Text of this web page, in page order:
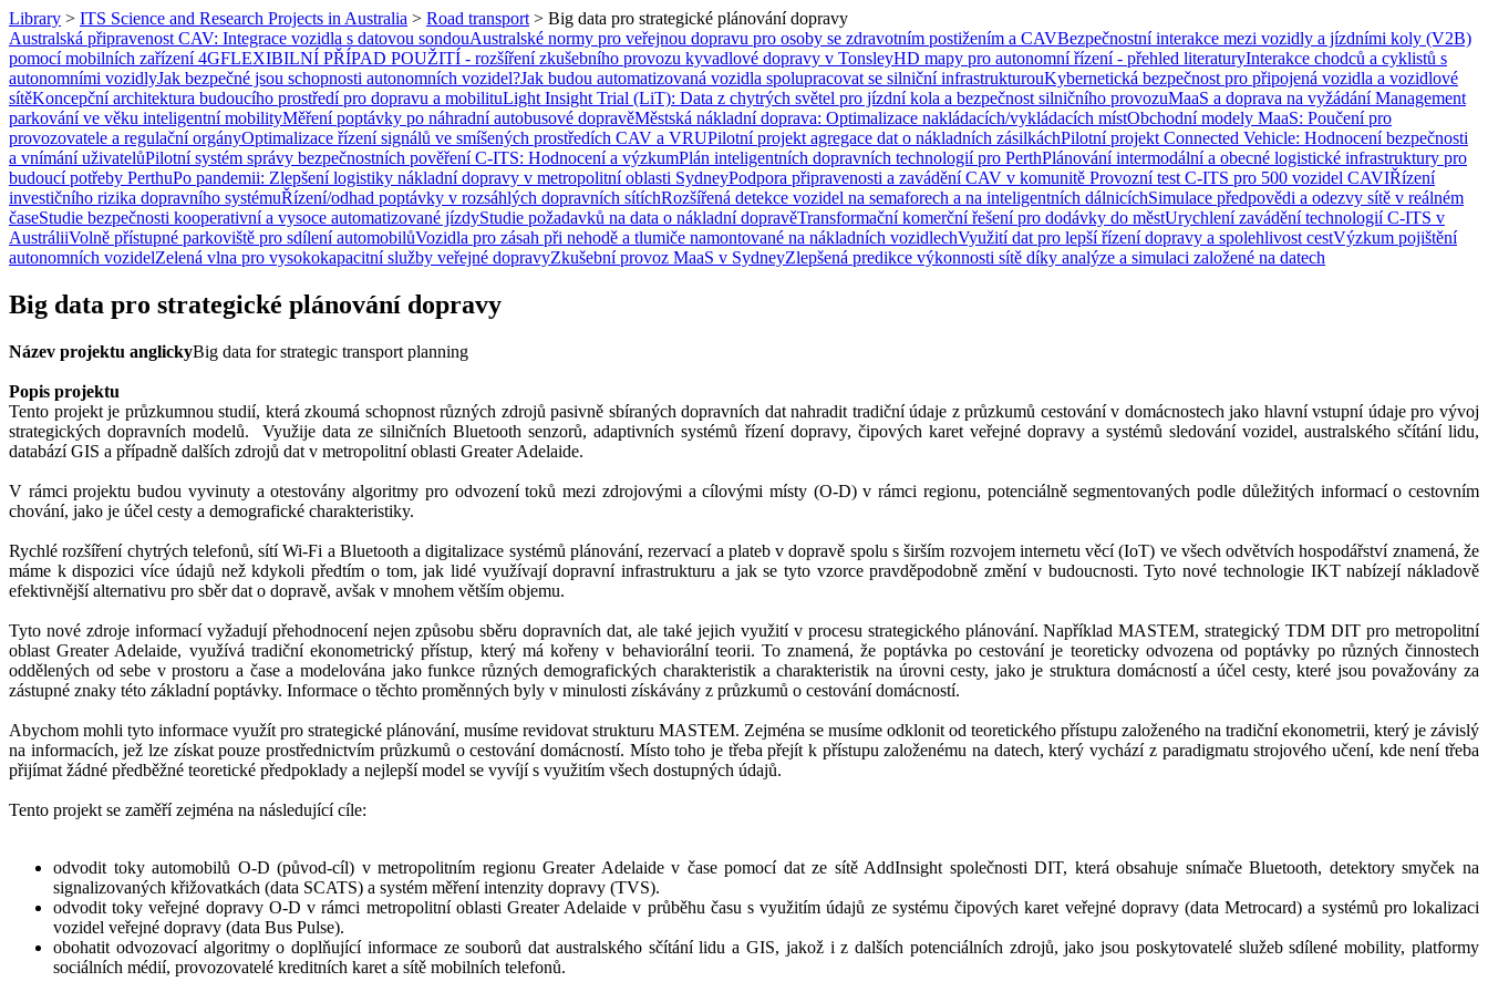
Library > ITS Science and Research Projects in Australia > Road transport > Big data pro strategické plánování dopravy
Australská připravenost CAV: Integrace vozidla s datovou sondouAustralské normy pro veřejnou dopravu pro osoby se zdravotním postižením a CAVBezpečnostní interakce mezi vozidly a jízdními koly (V2B)
pomocí mobilních zařízení 4GFLEXIBILNÍ PŘÍPAD POUŽITÍ - rozšíření zkušebního provozu kyvadlové dopravy v TonsleyHD mapy pro autonomní řízení - přehled literaturyInterakce chodců a cyklistů s
autonomními vozidlyJak bezpečné jsou schopnosti autonomních vozidel?Jak budou automatizovaná vozidla spolupracovat se silniční infrastrukturouKybernetická bezpečnost pro připojená vozidla a vozidlové
sítěKoncepční architektura budoucího prostředí pro dopravu a mobilituLight Insight Trial (LiT): Data z chytrých světel pro jízdní kola a bezpečnost silničního provozuMaaS a doprava na vyžádáníManagement
parkování ve věku inteligentní mobilityMěření poptávky po náhradní autobusové dopravěMěstská nákladní doprava: Optimalizace nakládacích/vykládacích místObchodní modely MaaS: Poučení pro
provozovatele a regulační orgányOptimalizace řízení signálů ve smíšených prostředích CAV a VRUPilotní projekt agregace dat o nákladních zásilkáchPilotní projekt Connected Vehicle: Hodnocení bezpečnosti
a vnímání uživatelůPilotní systém správy bezpečnostních pověření C-ITS: Hodnocení a výzkumPlán inteligentních dopravních technologií pro PerthPlánování intermodální a obecné logistické infrastruktury pro
budoucí potřeby PerthuPo pandemii: Zlepšení logistiky nákladní dopravy v metropolitní oblasti SydneyPodpora připravenosti a zavádění CAV v komunitě Provozní test C-ITS pro 500 vozidel CAVIŘízení
investičního rizika dopravního systémuŘízení/odhad poptávky v rozsáhlých dopravních sítíchRozšířená detekce vozidel na semaforech a na inteligentních dálnicíchSimulace předpovědi a odezvy sítě v reálném
časeStudie bezpečnosti kooperativní a vysoce automatizované jízdyStudie požadavků na data o nákladní dopravěTransformační komerční řešení pro dodávky do městUrychlení zavádění technologií C-ITS v
AustráliiVolně přístupné parkoviště pro sdílení automobilůVozidla pro zásah při nehodě a tlumiče namontované na nákladních vozidlechVyužití dat pro lepší řízení dopravy a spolehlivost cestVýzkum pojištění
autonomních vozidelZelená vlna pro vysokokapacitní služby veřejné dopravyZkušební provoz MaaS v SydneyZlepšená predikce výkonnosti sítě díky analýze a simulaci založené na datech
Big data pro strategické plánování dopravy
Název projektu anglickyBig data for strategic transport planning
Popis projektu
Tento projekt je průzkumnou studií, která zkoumá schopnost různých zdrojů pasivně sbíraných dopravních dat nahradit tradiční údaje z průzkumů cestování v domácnostech jako hlavní vstupní údaje pro vývoj
strategických dopravních modelů. Využije data ze silničních Bluetooth senzorů, adaptivních systémů řízení dopravy, čipových karet veřejné dopravy a systémů sledování vozidel, australského sčítání lidu,
databází GIS a případně dalších zdrojů dat v metropolitní oblasti Greater Adelaide.
V rámci projektu budou vyvinuty a otestovány algoritmy pro odvození toků mezi zdrojovými a cílovými místy (O-D) v rámci regionu, potenciálně segmentovaných podle důležitých informací o cestovním
chování, jako je účel cesty a demografické charakteristiky.
Rychlé rozšíření chytrých telefonů, sítí Wi-Fi a Bluetooth a digitalizace systémů plánování, rezervací a plateb v dopravě spolu s širším rozvojem internetu věcí (IoT) ve všech odvětvích hospodářství znamená, že
máme k dispozici více údajů než kdykoli předtím o tom, jak lidé využívají dopravní infrastrukturu a jak se tyto vzorce pravděpodobně změní v budoucnosti. Tyto nové technologie IKT nabízejí nákladově
efektivnější alternativu pro sběr dat o dopravě, avšak v mnohem větším objemu.
Tyto nové zdroje informací vyžadují přehodnocení nejen způsobu sběru dopravních dat, ale také jejich využití v procesu strategického plánování. Například MASTEM, strategický TDM DIT pro metropolitní
oblast Greater Adelaide, využívá tradiční ekonometrický přístup, který má kořeny v behaviorální teorii. To znamená, že poptávka po cestování je teoreticky odvozena od poptávky po různých činnostech
oddělených od sebe v prostoru a čase a modelována jako funkce různých demografických charakteristik a charakteristik na úrovni cesty, jako je struktura domácností a účel cesty, které jsou považovány za
zástupné znaky této základní poptávky. Informace o těchto proměnných byly v minulosti získávány z průzkumů o cestování domácností.
Abychom mohli tyto informace využít pro strategické plánování, musíme revidovat strukturu MASTEM. Zejména se musíme odklonit od teoretického přístupu založeného na tradiční ekonometrii, který je závislý
na informacích, jež lze získat pouze prostřednictvím průzkumů o cestování domácností. Místo toho je třeba přejít k přístupu založenému na datech, který vychází z paradigmatu strojového učení, kde není třeba
přijímat žádné předběžné teoretické předpoklady a nejlepší model se vyvíjí s využitím všech dostupných údajů.
Tento projekt se zaměří zejména na následující cíle:
odvodit toky automobilů O-D (původ-cíl) v metropolitním regionu Greater Adelaide v čase pomocí dat ze sítě AddInsight společnosti DIT, která obsahuje snímače Bluetooth, detektory smyček na
signalizovaných křižovatkách (data SCATS) a systém měření intenzity dopravy (TVS).
odvodit toky veřejné dopravy O-D v rámci metropolitní oblasti Greater Adelaide v průběhu času s využitím údajů ze systému čipových karet veřejné dopravy (data Metrocard) a systémů pro lokalizaci
vozidel veřejné dopravy (data Bus Pulse).
obohatit odvozovací algoritmy o doplňující informace ze souborů dat australského sčítání lidu a GIS, jakož i z dalších potenciálních zdrojů, jako jsou poskytovatelé služeb sdílené mobility, platformy
sociálních médií, provozovatelé kreditních karet a sítě mobilních telefonů.